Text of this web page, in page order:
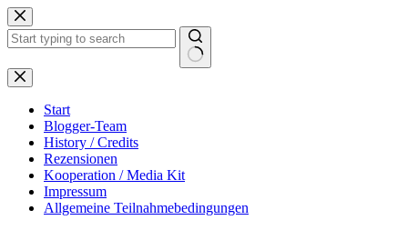
Zum
Inhalt
springen
Start
Blogger-Team
History / Credits
Rezensionen
Kooperation / Media Kit
Impressum
Allgemeine Teilnahmebedingungen